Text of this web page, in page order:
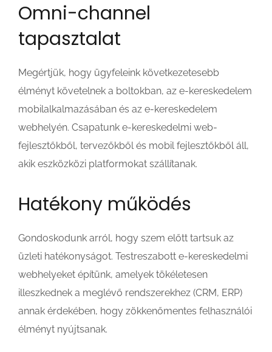
Omni-channel
tapasztalat
Megértjük, hogy ügyfeleink következetesebb
élményt követelnek a boltokban, az e-kereskedelem
mobilalkalmazásában és az e-kereskedelem
webhelyén. Csapatunk e-kereskedelmi web-
fejlesztőkből, tervezőkből és mobil fejlesztőkből áll,
akik eszközközi platformokat szállítanak.
Hatékony működés
Gondoskodunk arról, hogy szem előtt tartsuk az
üzleti hatékonyságot. Testreszabott e-kereskedelmi
webhelyeket építünk, amelyek tökéletesen
illeszkednek a meglévő rendszerekhez (CRM, ERP)
annak érdekében, hogy zökkenőmentes felhasználói
élményt nyújtsanak.